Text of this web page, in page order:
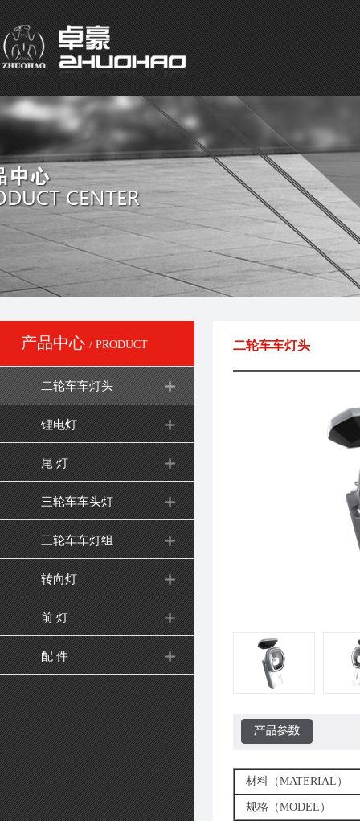
产品中心 / PRODUCT
二轮车车灯头
锂电灯
尾 灯
三轮车车头灯
三轮车车灯组
转向灯
前 灯
配 件
二轮车车灯头
材料（MATERIAL）
规格（MODEL）